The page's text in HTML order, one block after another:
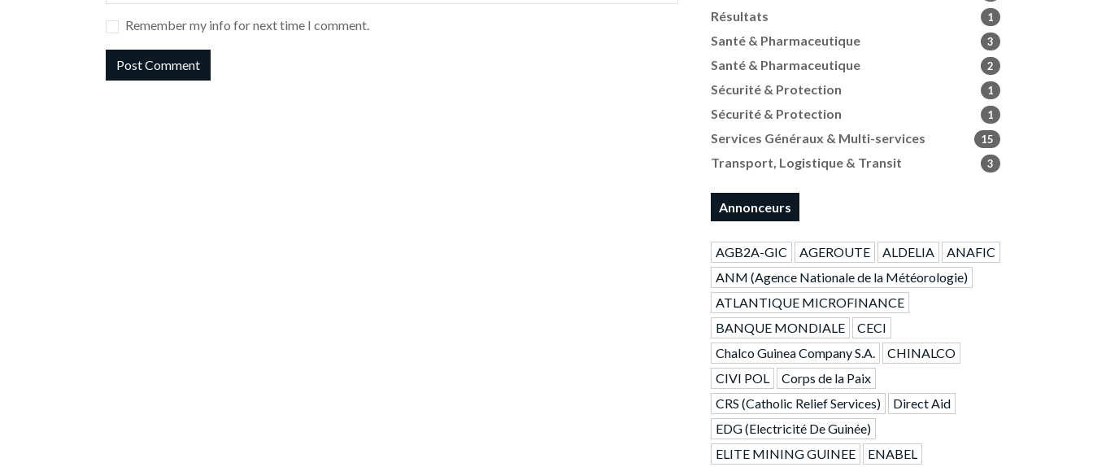
Remember my info for next time I comment.
Résultats 1
Santé & Pharmaceutique 3
Santé & Pharmaceutique 2
Sécurité & Protection 1
Sécurité & Protection 1
Services Généraux & Multi-services 15
Transport, Logistique & Transit 3
Annonceurs
AGB2A-GIC AGEROUTE ALDELIA
ANAFIC
ANM (Agence Nationale de la Météorologie)
ATLANTIQUE MICROFINANCE
BANQUE MONDIALE
CECI
Chalco Guinea Company S.A.
CHINALCO
CIVI POL
Corps de la Paix
CRS (Catholic Relief Services)
Direct Aid
EDG (Electricité De Guinée)
ELITE MINING GUINEE
ENABEL